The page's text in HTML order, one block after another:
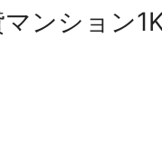
マンション